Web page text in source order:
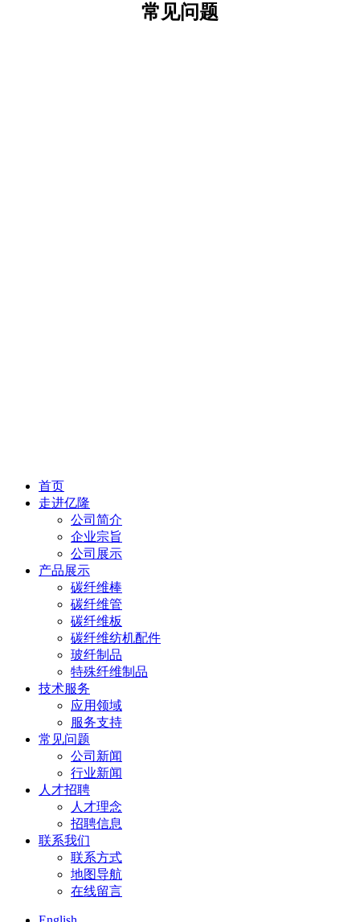
常见问题
首页
走进亿隆
公司简介
企业宗旨
公司展示
产品展示
碳纤维棒
碳纤维管
碳纤维板
碳纤维纺机配件
玻纤制品
特殊纤维制品
技术服务
应用领域
服务支持
常见问题
公司新闻
行业新闻
人才招聘
人才理念
招聘信息
联系我们
联系方式
地图导航
在线留言